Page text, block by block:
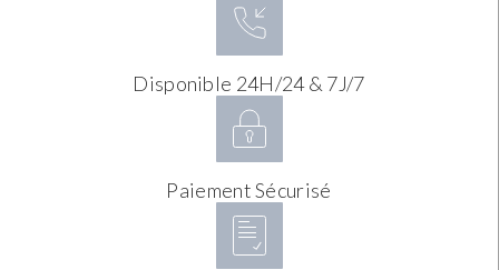
Disponible 24H/24 & 7J/7
Paiement Sécurisé